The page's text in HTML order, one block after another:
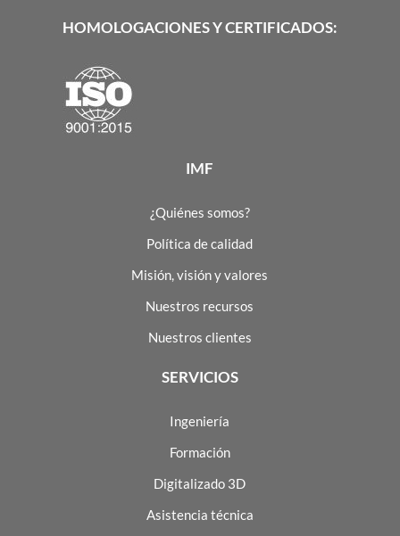
HOMOLOGACIONES Y CERTIFICADOS:
IMF
¿Quiénes somos?
Política de calidad
Misión, visión y valores
Nuestros recursos
Nuestros clientes
SERVICIOS
Ingeniería
Formación
Digitalizado 3D
Asistencia técnica